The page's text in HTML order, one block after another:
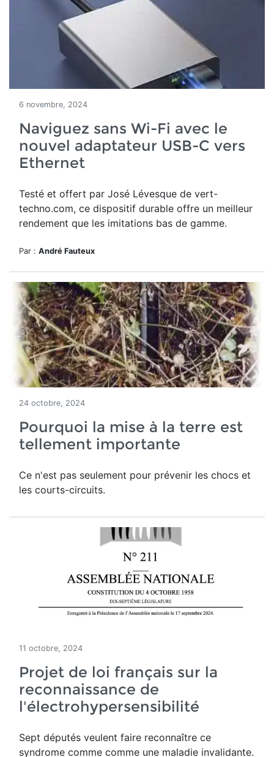
6 novembre, 2024
Naviguez sans Wi-Fi avec le
nouvel adaptateur USB-C vers
Ethernet
Testé et offert par José Lévesque de vert-
techno.com, ce dispositif durable offre un meilleur
rendement que les imitations bas de gamme.
Par : André Fauteux
24 octobre, 2024
Pourquoi la mise à la terre est
tellement importante
Ce n'est pas seulement pour prévenir les chocs et
les courts-circuits.
11 octobre, 2024
Projet de loi français sur la
reconnaissance de
l'électrohypersensibilité
Sept députés veulent faire reconnaître ce
syndrome comme comme une maladie invalidante.